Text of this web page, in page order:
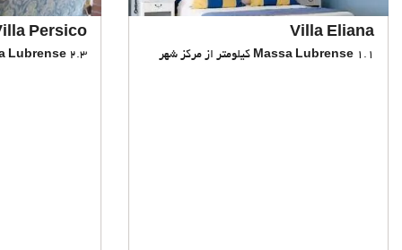
Villa Eliana
Massa Lubrense 1.1 کیلومتر از مرکز شهر
Persico
Lubrense 2.3 کیلومتر از مرکز شهر